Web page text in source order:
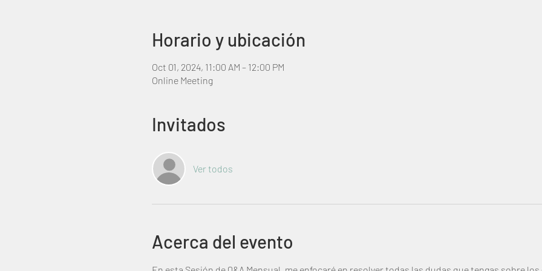
Horario y ubicación
Oct 01, 2024, 11:00 AM – 12:00 PM
Online Meeting
Invitados
Ver todos
Acerca del evento